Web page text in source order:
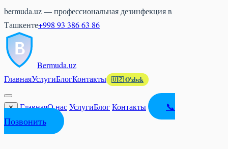
bermuda.uz — профессиональная дезинфекция в
Ташкенте+998 93 386 63 86
Bermuda.uz
ГлавнаяУслугиБлогКонтакты 🇺🇿 O'zbek
✕ ГлавнаяО насУслугиБлогКонтакты
📞
Позвонить